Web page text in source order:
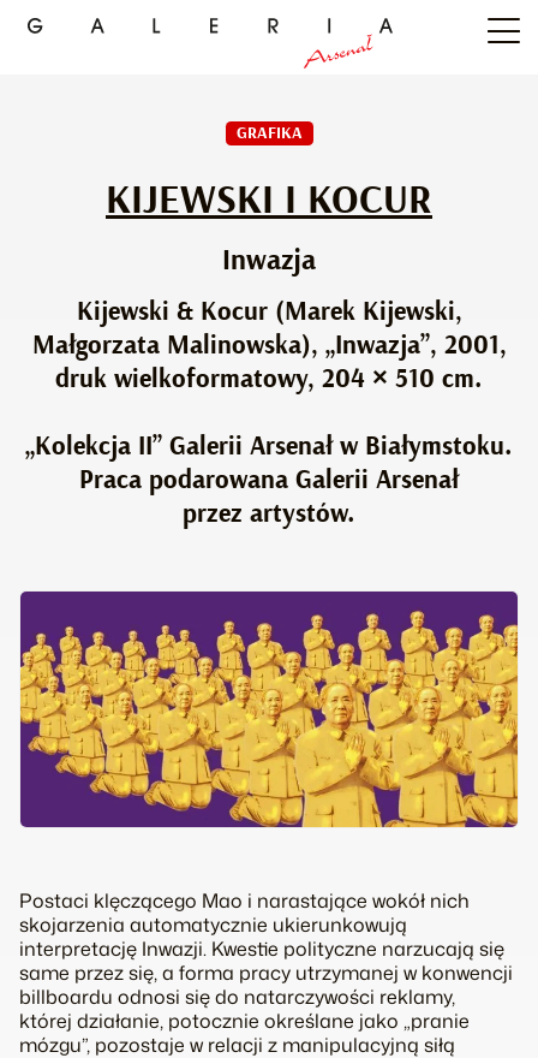
GRAFIKA
KIJEWSKI I KOCUR
Inwazja
Kijewski & Kocur (Marek Kijewski,
Małgorzata Malinowska), „Inwazja”, 2001,
druk wielkoformatowy, 204 × 510 cm.
„Kolekcja II” Galerii Arsenał w Białymstoku.
Praca podarowana Galerii Arsenał
przez artystów.
Postaci klęczącego Mao i narastające wokół nich
skojarzenia automatycznie ukierunkowują
interpretację Inwazji. Kwestie polityczne narzucają się
same przez się, a forma pracy utrzymanej w konwencji
billboardu odnosi się do natarczywości reklamy,
której działanie, potocznie określane jako „pranie
mózgu”, pozostaje w relacji z manipulacyjną siłą